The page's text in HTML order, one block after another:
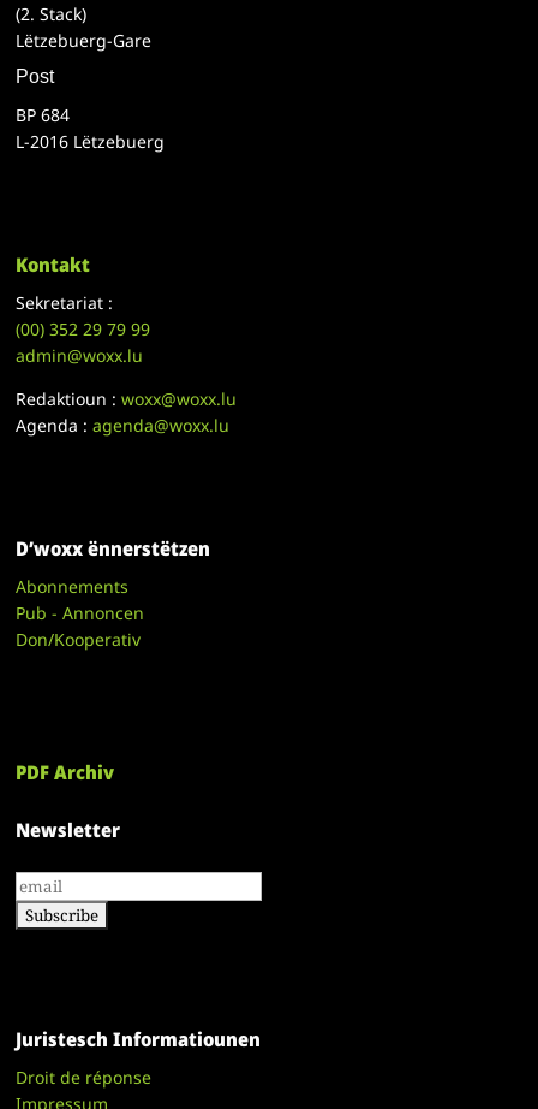
(2. Stack)
Lëtzebuerg-Gare
Post
BP 684
L-2016 Lëtzebuerg
Kontakt
Sekretariat :
(00)352 29 79 99
admin@woxx.lu
Redaktioun :woxx@woxx.lu
Agenda :agenda@woxx.lu
D’woxx ënnerstëtzen
Abonnements
Pub - Annoncen
Don/Kooperativ
PDF Archiv
Newsletter
Juristesch Informatiounen
Droit de réponse
Impressum